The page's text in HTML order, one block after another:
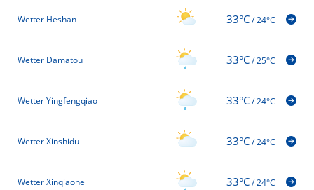
Wetter Heshan 33°C/24°C
Wetter Damatou 33°C/25°C
Wetter Yingfengqiao 33°C/24°C
Wetter Xinshidu 33°C/24°C
Wetter Xinqiaohe 33°C/24°C